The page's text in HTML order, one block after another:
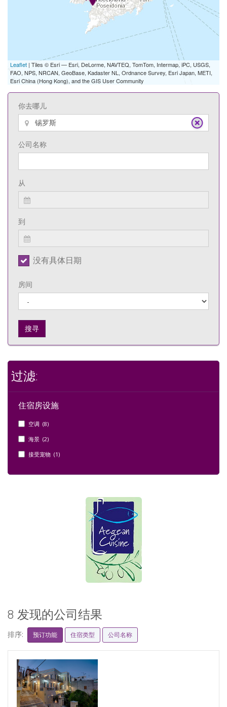
Leaflet | Tiles © Esri — Esri, DeLorme, NAVTEQ, TomTom, Intermap, iPC, USGS,
FAO, NPS, NRCAN, GeoBase, Kadaster NL, Ordnance Survey, Esri Japan, METI,
Esri China (Hong Kong), and the GIS User Community
你去哪儿
公司名称
从
到
没有具体日期
房间
搜寻
过滤:
住宿房设施
空调 (8)
海景 (2)
接受宠物 (1)
8 发现的公司结果
排序: 预订功能 住宿类型 公司名称